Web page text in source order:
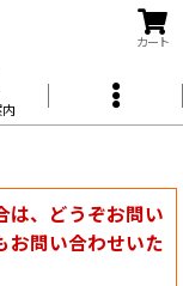
カート
は、どうぞお問い
お問い合わせいた